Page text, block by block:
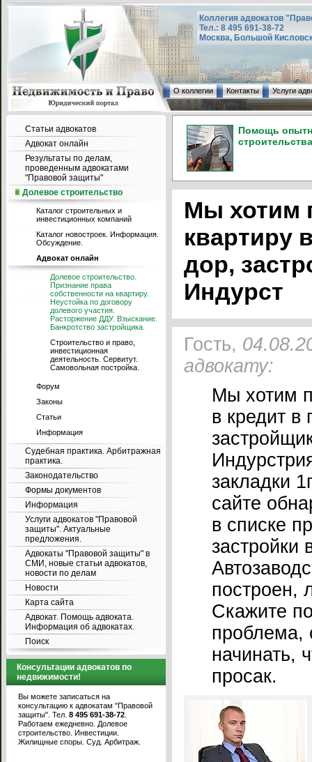
Коллегия адвокатов
Тел.: 8 495 691-38-72
Москва, Большой
О коллегии Контакты Услуги
Статьи адвокатов
Адвокат онлайн
Результаты по делам,
проведенным адвокатами
"Правовой защиты"
Долевое строительство
Каталог строительных и
инвестиционных компаний
Каталог новостроек. Информация.
Обсуждение.
Адвокат онлайн
Долевое строительство.
Признание права
собственности на квартиру.
Неустойка по договору
долевого участия.
Расторжение ДДУ. Взыскание.
Банкротство застройщика.
Строительство и право,
инвестиционная
деятельность. Сервитут.
Самовольная постройка.
Форум
Законы
Статьи
Информация
Судебная практика. Арбитражная
практика.
Законодательство
Формы документов
Информация
Услуги адвокатов "Правовой
защиты". Актуальные
предложения.
Адвокаты "Правовой защиты" в
СМИ, новые статьи адвокатов,
новости по делам
Новости
Карта сайта
Адвокат. Помощь адвоката.
Информация об адвокатах.
Поиск
Консультации адвокатов по
недвижимости!
Вы можете записаться на
консультацию к адвокатам "Правовой
защиты". Тел. 8 495 691-38-72
Работаем ежедневно. Долевое
строительство. Инвестиции.
Жилищные споры. Суд. Арбитраж.
Помощь
Мы хотим
квартиру
дор,
Индурст
Гость,
адвокату:
Мы хотим
в кредит в
закладки
сайте
в списке
застройки
построен,
Скажите
проблема,
начинать,
просак.